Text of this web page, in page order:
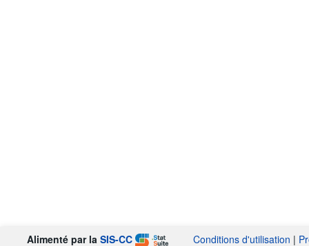
Alimenté par la SIS-CC Conditions d'utilisation |